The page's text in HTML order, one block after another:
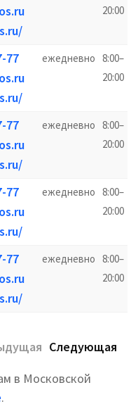
20:00
77
ежедневно 8:00–
20:00
77
ежедневно 8:00–
20:00
77
ежедневно 8:00–
20:00
77
ежедневно 8:00–
20:00
Следующая
в Московской
.